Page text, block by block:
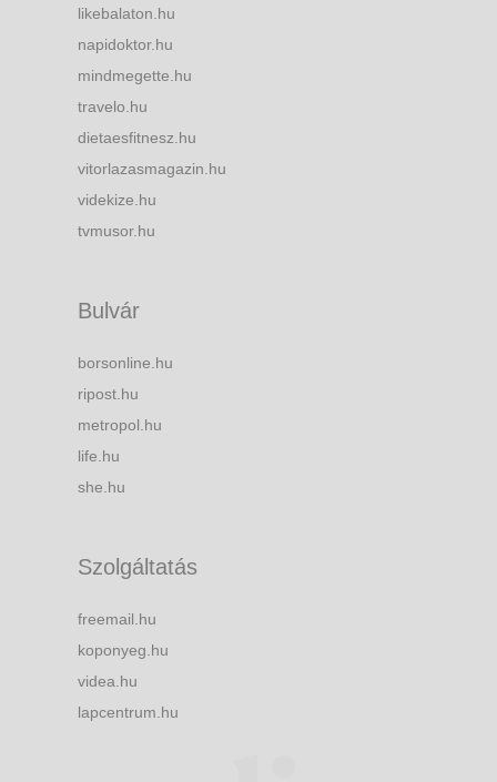
likebalaton.hu
napidoktor.hu
mindmegette.hu
travelo.hu
dietaesfitnesz.hu
vitorlazasmagazin.hu
videkize.hu
tvmusor.hu
Bulvár
borsonline.hu
ripost.hu
metropol.hu
life.hu
she.hu
Szolgáltatás
freemail.hu
koponyeg.hu
videa.hu
lapcentrum.hu